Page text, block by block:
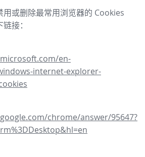
用或删除最常用浏览器的 Cookies
接：
en-
internet-explorer-
chrome/answer/95647?